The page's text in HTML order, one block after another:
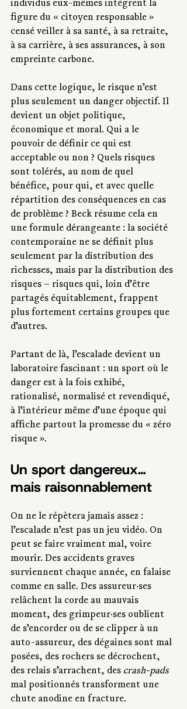
individus eux-mêmes intègrent la
figure du « citoyen responsable »
censé veiller à sa santé, à sa retraite,
à sa carrière, à ses assurances, à son
empreinte carbone.
Dans cette logique, le risque n’est
plus seulement un danger objectif. Il
devient un objet politique,
économique et moral. Qui a le
pouvoir de définir ce qui est
acceptable ou non ? Quels risques
sont tolérés, au nom de quel
bénéfice, pour qui, et avec quelle
répartition des conséquences en cas
de problème ? Beck résume cela en
une formule dérangeante : la société
contemporaine ne se définit plus
seulement par la distribution des
richesses, mais par la distribution des
risques – risques qui, loin d’être
partagés équitablement, frappent
plus fortement certains groupes que
d’autres.
Partant de là, l’escalade devient un
laboratoire fascinant : un sport où le
danger est à la fois exhibé,
rationalisé, normalisé et revendiqué,
à l’intérieur même d’une époque qui
affiche partout la promesse du « zéro
risque ».
Un sport dangereux…
mais raisonnablement
On ne le répètera jamais assez :
l’escalade n’est pas un jeu vidéo. On
peut se faire vraiment mal, voire
mourir. Des accidents graves
surviennent chaque année, en falaise
comme en salle. Des assureur·ses
relâchent la corde au mauvais
moment, des grimpeur·ses oublient
de s’encorder ou de se clipper à un
auto-assureur, des dégaines sont mal
posées, des rochers se décrochent,
des relais s’arrachent, des crash-pads
mal positionnés transforment une
chute anodine en fracture.